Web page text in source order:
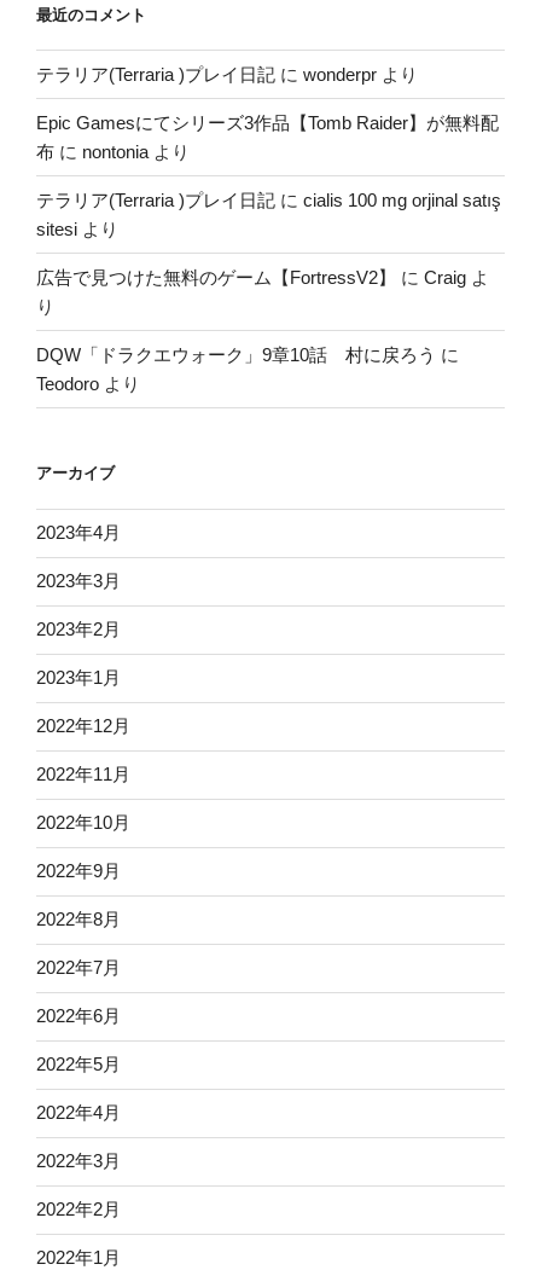
最近のコメント
テラリア(Terraria )プレイ日記 に wonderpr より
Epic Gamesにてシリーズ3作品【Tomb Raider】が無料配
布 に nontonia より
テラリア(Terraria )プレイ日記 に cialis 100 mg orjinal satış
sitesi より
広告で見つけた無料のゲーム【FortressV2】 に Craig よ
り
DQW「ドラクエウォーク」9章10話 村に戻ろう に
Teodoro より
アーカイブ
2023年4月
2023年3月
2023年2月
2023年1月
2022年12月
2022年11月
2022年10月
2022年9月
2022年8月
2022年7月
2022年6月
2022年5月
2022年4月
2022年3月
2022年2月
2022年1月